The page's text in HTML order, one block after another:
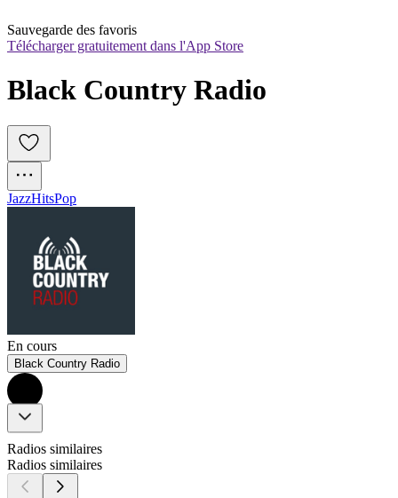
Sauvegarde des favoris
Télécharger gratuitement dans l'App Store
Black Country Radio
JazzHitsPop
En cours
Black Country Radio
Radios similaires
Radios similaires